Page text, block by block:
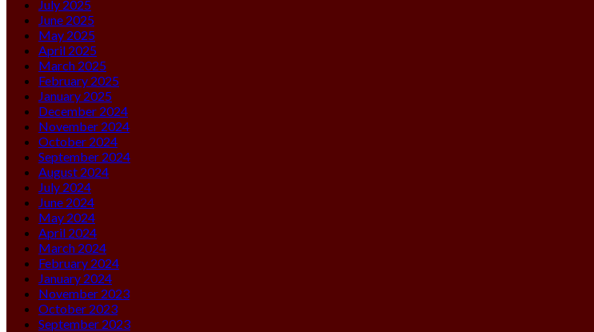
July 2025
June 2025
May 2025
April 2025
March 2025
February 2025
January 2025
December 2024
November 2024
October 2024
September 2024
August 2024
July 2024
June 2024
May 2024
April 2024
March 2024
February 2024
January 2024
November 2023
October 2023
September 2023